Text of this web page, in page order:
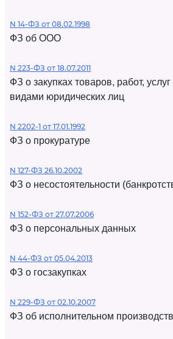
N 14-ФЗ от 08.02.1998
ФЗ об ООО
N 223-ФЗ от 18.07.2011
ФЗ о закупках товаров, работ,
видами юридических лиц
N 2202-1 от 17.01.1992
ФЗ о прокуратуре
N 127-ФЗ 26.10.2002
ФЗ о несостоятельности
N 152-ФЗ от 27.07.2006
ФЗ о персональных данных
N 44-ФЗ от 05.04.2013
ФЗ о госзакупках
N 229-ФЗ от 02.10.2007
ФЗ об исполнительном